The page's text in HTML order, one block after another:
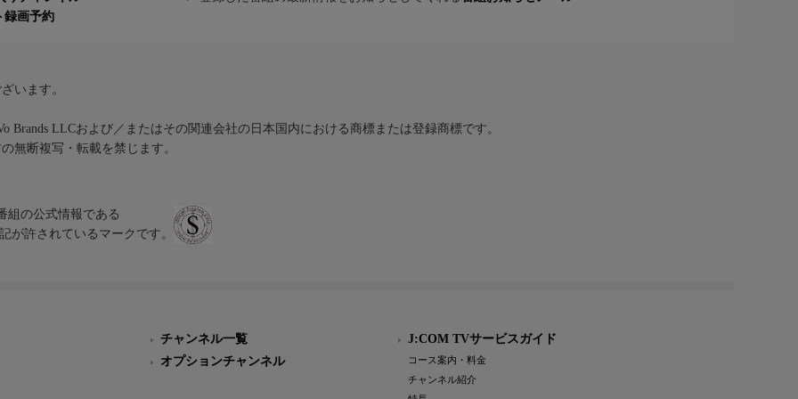
録画予約
います。
Brands LLCおよび／またはその関連会社の日本国内における商標または登録商標です。
無断複写・転載を禁じます。
組の公式情報である
が許されているマークです。
チャンネル一覧
オプションチャンネル
J:COM TVサービスガイド
コース案内・料金
チャンネル紹介